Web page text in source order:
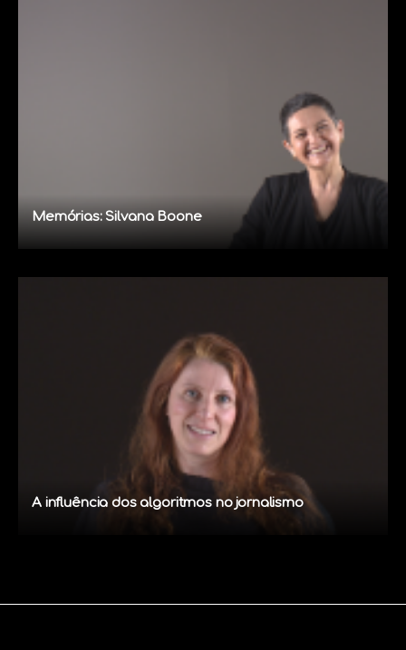
Memórias: Silvana Boone
A influência dos algoritmos no jornalismo